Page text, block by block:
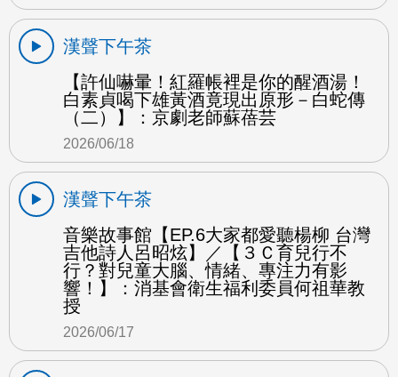
漢聲下午茶
【許仙嚇暈！紅羅帳裡是你的醒酒湯！
白素貞喝下雄黃酒竟現出原形－白蛇傳
（二）】：京劇老師蘇蓓芸
2026/06/18
漢聲下午茶
音樂故事館【EP.6大家都愛聽楊柳 台灣
吉他詩人呂昭炫】／【３Ｃ育兒行不
行？對兒童大腦、情緒、專注力有影
響！】：消基會衛生福利委員何祖華教
授
2026/06/17